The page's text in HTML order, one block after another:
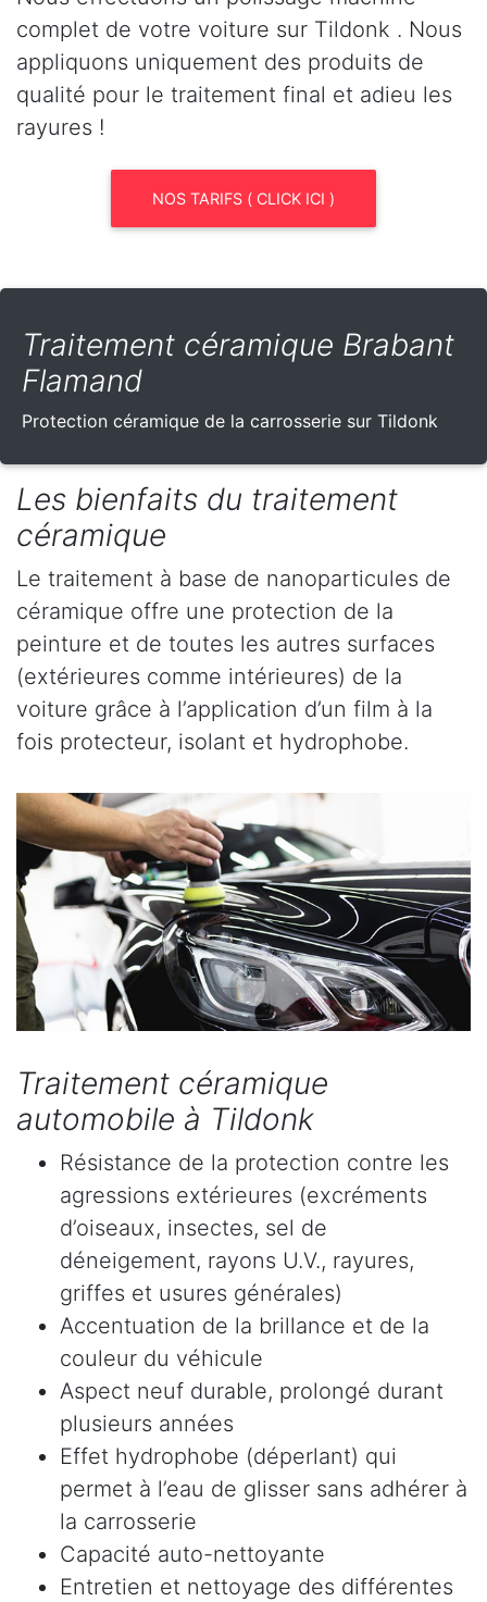
complet de votre voiture sur Tildonk . Nous
appliquons uniquement des produits de
qualité pour le traitement final et adieu les
rayures !
NOS TARIFS ( CLICK ICI )
Traitement céramique Brabant
Flamand
Protection céramique de la carrosserie sur Tildonk
Les bienfaits du traitement
céramique
Le traitement à base de nanoparticules de
céramique offre une protection de la
peinture et de toutes les autres surfaces
(extérieures comme intérieures) de la
voiture grâce à l’application d’un film à la
fois protecteur, isolant et hydrophobe.
Traitement céramique
automobile à Tildonk
Résistance de la protection contre les
agressions extérieures (excréments
d’oiseaux, insectes, sel de
déneigement, rayons U.V., rayures,
griffes et usures générales)
Accentuation de la brillance et de la
couleur du véhicule
Aspect neuf durable, prolongé durant
plusieurs années
Effet hydrophobe (déperlant) qui
permet à l’eau de glisser sans adhérer à
la carrosserie
Capacité auto-nettoyante
Entretien et nettoyage des différentes